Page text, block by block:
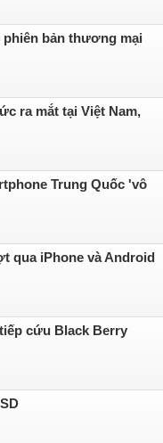
bản thương mại
ra mắt tại Việt Nam,
Trung Quốc 'vô
qua iPhone và Android
cứu Black Berry